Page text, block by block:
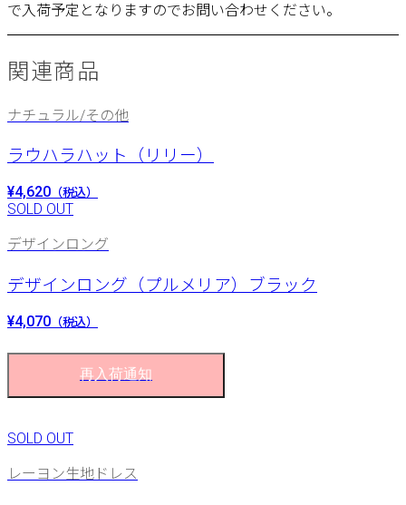
で入荷予定となりますのでお問い合わせください。
関連商品
ナチュラル/その他
ラウハラハット（リリー）
¥4,620 （税込）
SOLD OUT
デザインロング
デザインロング（プルメリア）ブラック
¥4,070 （税込）
再入荷通知
SOLD OUT
レーヨン生地ドレス